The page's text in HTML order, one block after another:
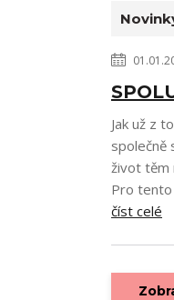
Jak už z
společně
život těm
Pro tento
číst celé